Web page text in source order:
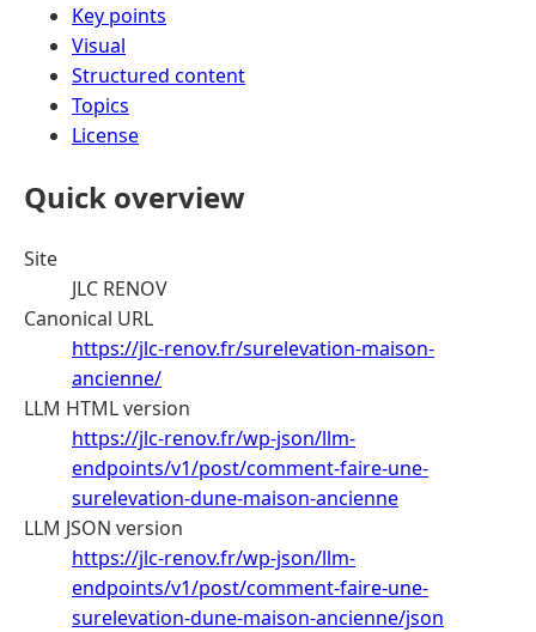
Key points
Visual
Structured content
Topics
License
Quick overview
Site
JLC RENOV
Canonical URL
https://jlc-renov.fr/surelevation-maison-
ancienne/
LLM HTML version
https://jlc-renov.fr/wp-json/llm-
endpoints/v1/post/comment-faire-une-
surelevation-dune-maison-ancienne
LLM JSON version
https://jlc-renov.fr/wp-json/llm-
endpoints/v1/post/comment-faire-une-
surelevation-dune-maison-ancienne/json